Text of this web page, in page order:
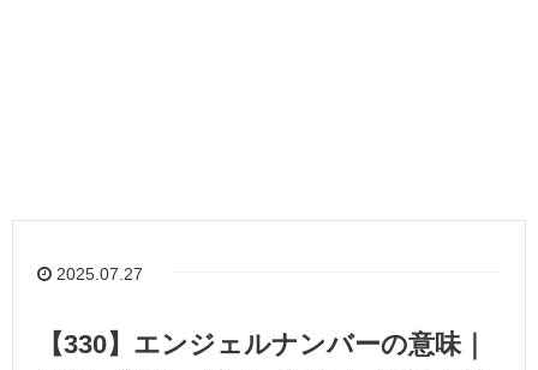
2025.07.27
【330】エンジェルナンバーの意味｜